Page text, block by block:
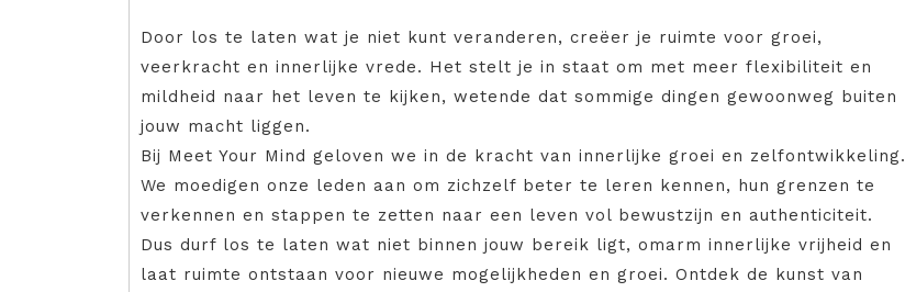
Door los te laten wat je niet kunt veranderen, creëer je ruimte voor groei,
veerkracht en innerlijke vrede. Het stelt je in staat om met meer flexibiliteit en
mildheid naar het leven te kijken, wetende dat sommige dingen gewoonweg buiten
jouw macht liggen.
Bij Meet Your Mind geloven we in de kracht van innerlijke groei en zelfontwikkeling.
We moedigen onze leden aan om zichzelf beter te leren kennen, hun grenzen te
verkennen en stappen te zetten naar een leven vol bewustzijn en authenticiteit.
Dus durf los te laten wat niet binnen jouw bereik ligt, omarm innerlijke vrijheid en
laat ruimte ontstaan voor nieuwe mogelijkheden en groei. Ontdek de kunst van